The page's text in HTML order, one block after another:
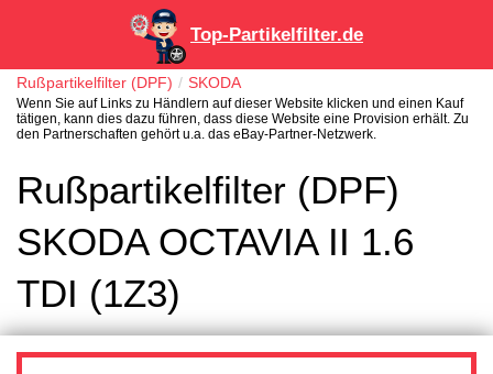
Top-Partikelfilter.de
Rußpartikelfilter (DPF) SKODA
Wenn Sie auf Links zu Händlern auf dieser Website klicken und einen Kauf
tätigen, kann dies dazu führen, dass diese Website eine Provision erhält. Zu
den Partnerschaften gehört u.a. das eBay-Partner-Netzwerk.
Rußpartikelfilter (DPF)
SKODA OCTAVIA II 1.6
TDI (1Z3)